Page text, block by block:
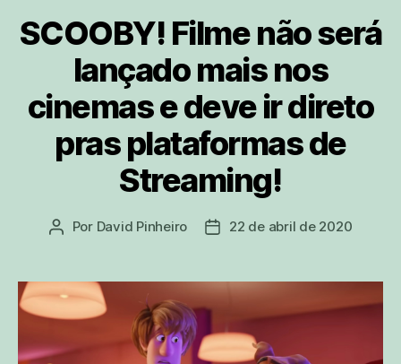
SCOOBY! Filme não será
lançado mais nos
cinemas e deve ir direto
pras plataformas de
Streaming!
Autor
Por David Pinheiro
Data22 de abril de 2020